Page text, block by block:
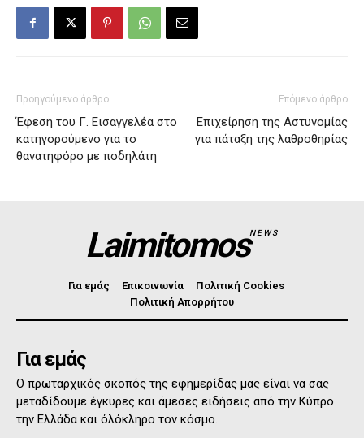
Προηγούμενο άρθρο
Έφεση του Γ. Εισαγγελέα στο
κατηγορούμενο για το
θανατηφόρο με ποδηλάτη
Επόμενο άρθρο
Επιχείρηση της Αστυνομίας
για πάταξη της λαθροθηρίας
LaimitomosNEWS
Για εμάς Επικοινωνία
Πολιτική Cookies
Πολιτική Απορρήτου
Για εμάς
Ο πρωταρχικός σκοπός της εφημερίδας μας είναι να σας
μεταδίδουμε έγκυρες και άμεσες ειδήσεις από την Κύπρο
την Ελλάδα και όλόκληρο τον κόσμο.